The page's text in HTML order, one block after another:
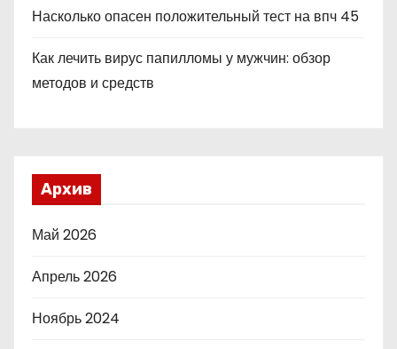
Насколько опасен положительный тест на впч 45
Как лечить вирус папилломы у мужчин: обзор
методов и средств
Архив
Май 2026
Апрель 2026
Ноябрь 2024